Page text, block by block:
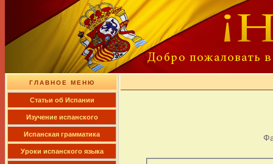
ГЛАВНОЕ МЕНЮ
Cтатьи об Испании
Изучение испанского
Испанская грамматика
Уроки испанского языка